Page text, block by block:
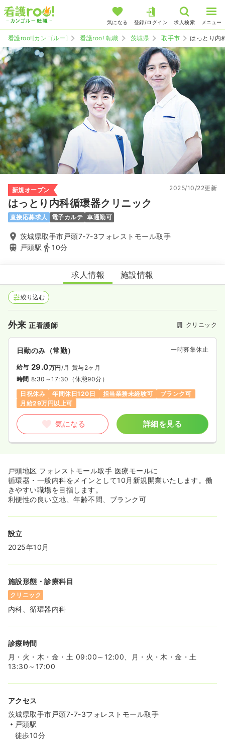
気になる 登録/ログイン 求人検索 メニュー
看護roo![カンゴルー] 看護roo! 転職 茨城県 取手市 はっとり内
新規オープン
はっとり内科循環器クリニック
2025/10/22更新
直接応募求人 電子カルテ 車通勤可
茨城県取手市戸頭7-7-3フォレストモール取手
戸頭駅
10分
はっとり内科循環器クリニック
求人情報 施設情報
絞り込む
外来正看護師 クリニック
日勤のみ（常勤） 一時募集休止
給与 29.0万円/月 賞与2ヶ月
時間 8:30～17:30 （休憩90分）
日祝休み
年間休日120日 担当業務未経験可
ブランク可
月給29万円以上可
気になる 詳細を見る
戸頭地区 フォレストモール取手 医療モールに
循環器・一般内科をメインとして10月新規開業いたします。働
きやすい職場を目指します。
利便性の良い立地、年齢不問、ブランク可
設立
2025年10月
施設形態・診療科目
クリニック
内科、循環器内科
診療時間
月・火・木・金・土 09:00～12:00、月・火・木・金・土
13:30～17:00
アクセス
茨城県取手市戸頭7-7-3フォレストモール取手
戸頭駅
徒歩10分